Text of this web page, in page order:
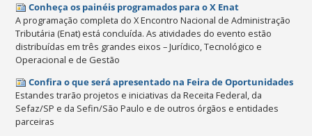
Conheça os painéis programados para o X Enat
A programação completa do X Encontro Nacional de Administração
Tributária (Enat) está concluída. As atividades do evento estão
distribuídas em três grandes eixos – Jurídico, Tecnológico e
Operacional e de Gestão
Confira o que será apresentado na Feira de Oportunidades
Estandes trarão projetos e iniciativas da Receita Federal, da
Sefaz/SP e da Sefin/São Paulo e de outros órgãos e entidades
parceiras